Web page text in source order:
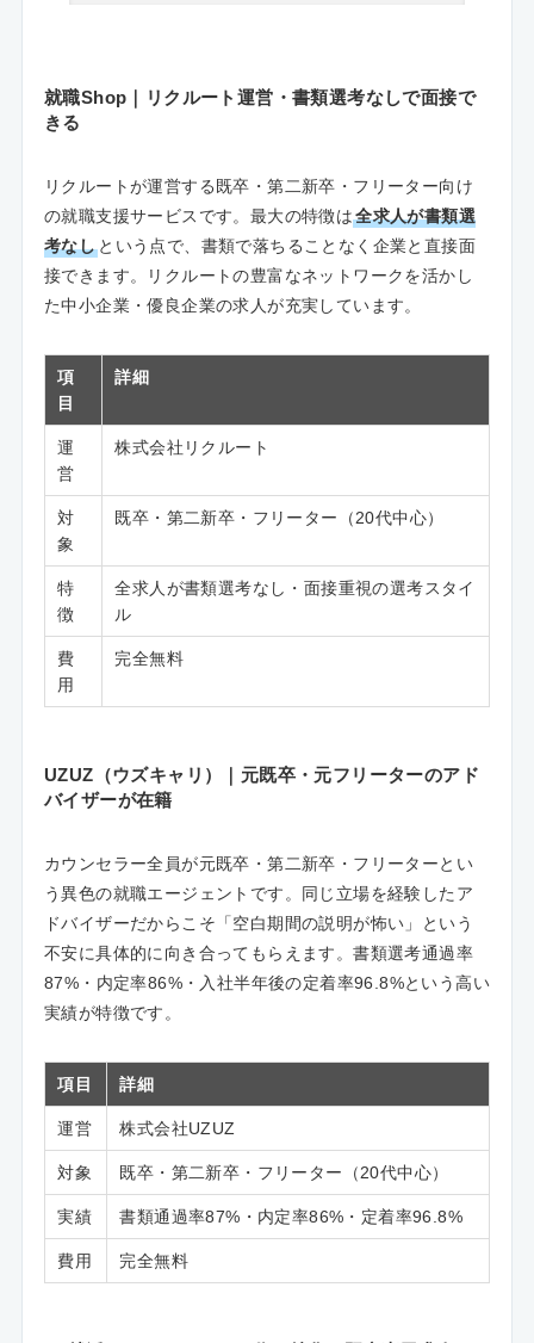
就職Shop｜リクルート運営・書類選考なしで面接で
きる
リクルートが運営する既卒・第二新卒・フリーター向け
の就職支援サービスです。最大の特徴は全求人が書類選
考なし という点で、書類で落ちることなく企業と直接面
接できます。リクルートの豊富なネットワークを活かし
た中小企業・優良企業の求人が充実しています。
項
目
詳細
運
営
株式会社リクルート
対
象
既卒・第二新卒・フリーター（20代中心）
特
徴
全求人が書類選考なし・面接重視の選考スタイ
ル
費
用
完全無料
UZUZ（ウズキャリ）｜元既卒・元フリーターのアド
バイザーが在籍
カウンセラー全員が元既卒・第二新卒・フリーターとい
う異色の就職エージェントです。同じ立場を経験したア
ドバイザーだからこそ「空白期間の説明が怖い」という
不安に具体的に向き合ってもらえます。書類選考通過率
87%・内定率86%・入社半年後の定着率96.8%という高い
実績が特徴です。
項目 詳細
運営 株式会社UZUZ
対象 既卒・第二新卒・フリーター（20代中心）
実績 書類通過率87%・内定率86%・定着率96.8%
費用 完全無料